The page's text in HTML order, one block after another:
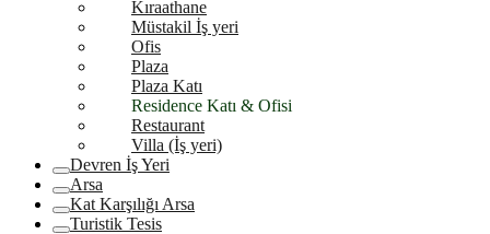
Kıraathane
Müstakil İş yeri
Ofis
Plaza
Plaza Katı
Residence Katı & Ofisi
Restaurant
Villa (İş yeri)
Devren İş Yeri
Arsa
Kat Karşılığı Arsa
Turistik Tesis